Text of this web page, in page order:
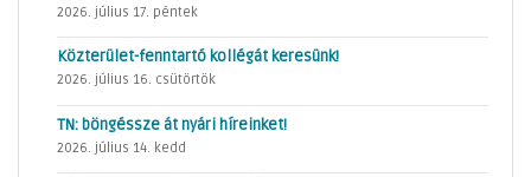
2026. július 17. péntek
Közterület-fenntartó kollégát keresünk!
2026. július 16. csütörtök
TN: böngéssze át nyári híreinket!
2026. július 14. kedd